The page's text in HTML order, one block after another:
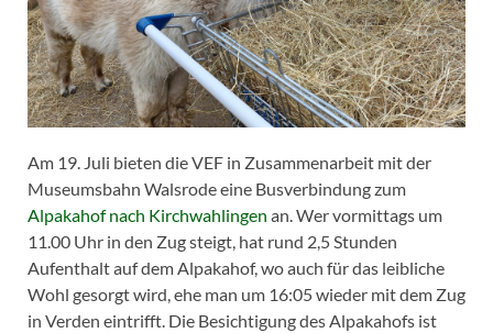
Am 19. Juli bieten die VEF in Zusammenarbeit mit der
Museumsbahn Walsrode eine Busverbindung zum
Alpakahof nach Kirchwahlingen an. Wer vormittags um
11.00 Uhr in den Zug steigt, hat rund 2,5 Stunden
Aufenthalt auf dem Alpakahof, wo auch für das leibliche
Wohl gesorgt wird, ehe man um 16:05 wieder mit dem Zug
in Verden eintrifft. Die Besichtigung des Alpakahofs ist